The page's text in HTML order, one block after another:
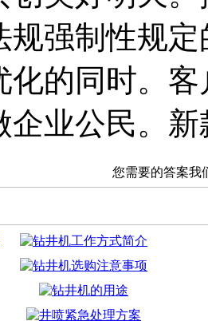
规强制性规
化的同时。
企业公民。
您需要的答案我